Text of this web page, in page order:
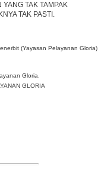
TAK TAMPAK
TAK PASTI.
(Yayasan Pelayanan Gloria)
Gloria.
GLORIA